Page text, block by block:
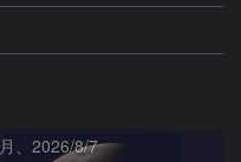
月、2026/8/7